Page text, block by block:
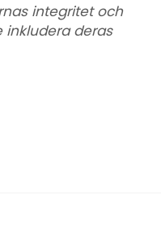
integritet och
inkludera deras